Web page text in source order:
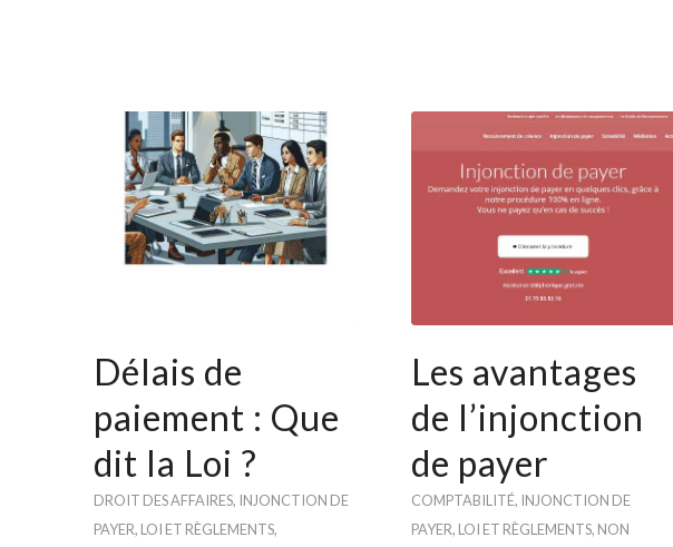
Délais de
paiement : Que
dit la Loi ?
DROIT DES AFFAIRES, INJONCTION DE
PAYER, LOI ET RÈGLEMENTS,
Les avantages
de l’injonction
de payer
COMPTABILITÉ, INJONCTION DE
PAYER, LOI ET RÈGLEMENTS, NON